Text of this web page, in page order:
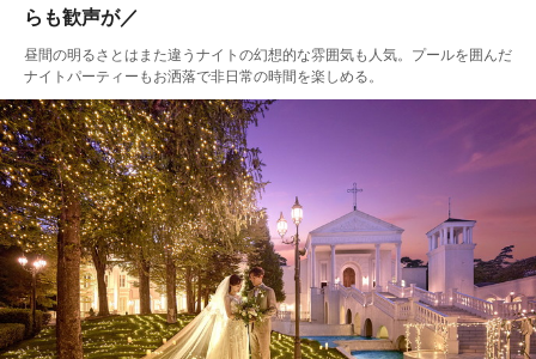
らも歓声が／
昼間の明るさとはまた違うナイトの幻想的な雰囲気も人気。プールを囲んだ
ナイトパーティーもお洒落で非日常の時間を楽しめる。